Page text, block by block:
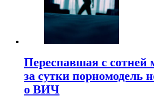
Переспавшая с сотней
за сутки порномодель
о ВИЧ